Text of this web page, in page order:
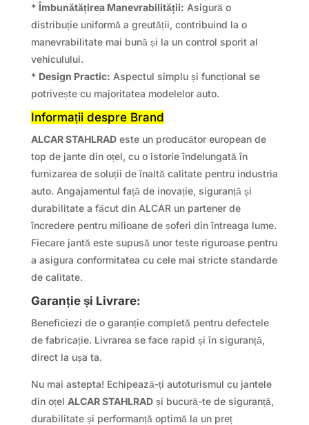
*Îmbunătățirea Manevrabilității: Asigură o
distribuție uniformă a greutății, contribuind la o
manevrabilitate mai bună și la un control sporit al
vehiculului.
* Design Practic: Aspectul simplu și funcțional se
potrivește cu majoritatea modelelor auto.
Informații despre Brand
ALCAR STAHLRADeste un producător european de
top de jante din oțel, cu o istorie îndelungată în
furnizarea de soluții de înaltă calitate pentru industria
auto. Angajamentul față de inovație, siguranță și
durabilitate a făcut din ALCAR un partener de
încredere pentru milioane de șoferi din întreaga lume.
Fiecare jantă este supusă unor teste riguroase pentru
a asigura conformitatea cu cele mai stricte standarde
de calitate.
Garanție și Livrare:
Beneficiezi de o garanție completă pentru defectele
de fabricație. Livrarea se face rapid și în siguranță,
direct la ușa ta.
Nu mai astepta! Echipează-ți autoturismul cu jantele
din oțel ALCAR STAHLRADși bucură-te de siguranță,
durabilitate și performanță optimă la un preț